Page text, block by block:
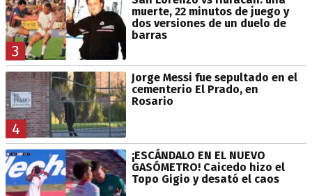
3
muerte, 22 minutos de juego y
dos versiones de un duelo de
barras
4
Jorge Messi fue sepultado en el
cementerio El Prado, en
Rosario
¡ESCÁNDALO EN EL NUEVO
GASÓMETRO! Caicedo hizo el
Topo Gigio y desató el caos